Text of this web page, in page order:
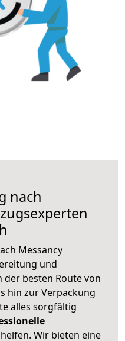
nach
Messancy
und
der besten Route von
hin zur Verpackung
alles sorgfältig
Wir bieten eine